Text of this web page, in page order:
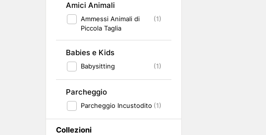
Amici Animali
Ammessi Animali di
Piccola Taglia
(1)
Babies e Kids
Babysitting (1)
Parcheggio
Parcheggio Incustodito (1)
Collezioni